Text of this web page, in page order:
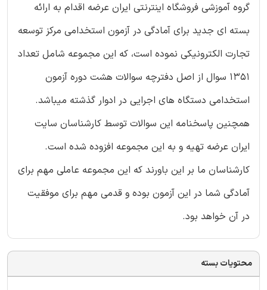
گروه آموزشی فروشگاه اینترنتی ایران عرضه اقدام به ارائه
بسته ای جدید برای آمادگی در آزمون استخدامی مرکز توسعه
تجارت الکترونیکی نموده است، که این مجموعه شامل تعداد
1351 سوال از اصل دفترچه سوالات هشت دوره آزمون
استخدامی دستگاه های اجرایی در ادوار گذشته میباشد.
همچنین پاسخنامه این سوالات توسط کارشناسان سایت
ایران عرضه تهیه و به این مجموعه افزوده شده است.
کارشناسان ما بر این باورند که این مجموعه عاملی مهم برای
آمادگی شما در این آزمون بوده و قدمی مهم برای موفقیت
در آن خواهد بود.
محتویات بسته